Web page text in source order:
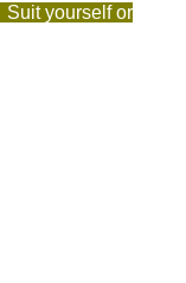
Suit yourself or